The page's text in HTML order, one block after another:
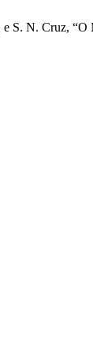
e S. N. Cruz,